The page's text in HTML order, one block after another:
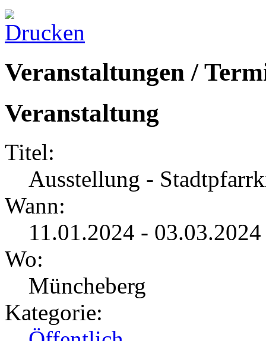
Veranstaltungen /
Veranstaltung
Titel:
Ausstellung -
Wann:
11.01.2024 -
Wo:
Müncheberg
Kategorie: